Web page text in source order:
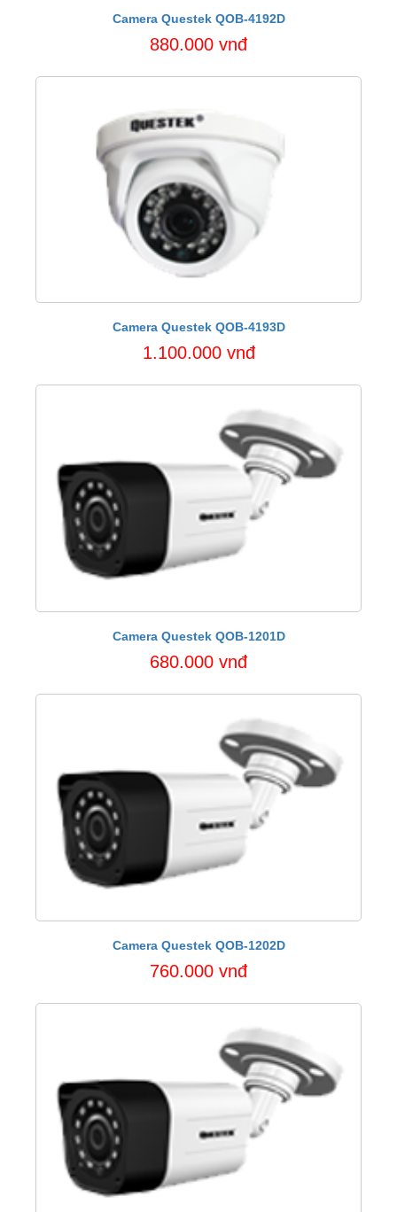
Camera Questek QOB-4192D
880.000 vnđ
Camera Questek QOB-4193D
1.100.000 vnđ
Camera Questek QOB-1201D
680.000 vnđ
Camera Questek QOB-1202D
760.000 vnđ